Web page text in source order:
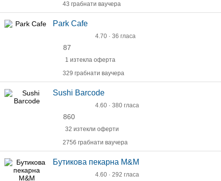
43 грабнати ваучера
Park Cafe
4.70 · 36 гласа
87
1 изтекла оферта
329 грабнати ваучера
Sushi Barcode
4.60 · 380 гласа
860
32 изтекли оферти
2756 грабнати ваучера
Бутикова пекарна M&M
4.60 · 292 гласа